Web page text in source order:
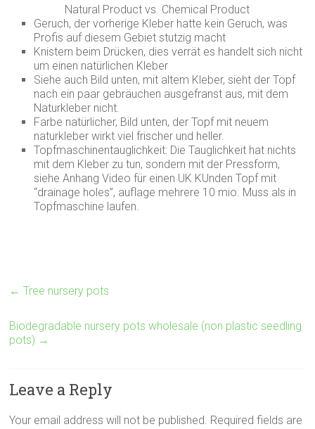
Natural Product vs. Chemical Product
Geruch, der vorherige Kleber hatte kein Geruch, was
Profis auf diesem Gebiet stutzig macht
Knistern beim Drücken, dies verrät es handelt sich nicht
um einen natürlichen Kleber
Siehe auch Bild unten, mit altem Kleber, sieht der Topf
nach ein paar gebräuchen ausgefranst aus, mit dem
Naturkleber nicht.
Farbe natürlicher, Bild unten, der Topf mit neuem
naturkleber wirkt viel frischer und heller.
Topfmaschinentauglichkeit: Die Tauglichkeit hat nichts
mit dem Kleber zu tun, sondern mit der Pressform,
siehe Anhang Video für einen UK KUnden Topf mit
“drainage holes”, auflage mehrere 10 mio. Muss als in
Topfmaschine laufen.
← Tree nursery pots
Biodegradable nursery pots wholesale (non plastic seedling
pots) →
Leave a Reply
Your email address will not be published. Required fields are